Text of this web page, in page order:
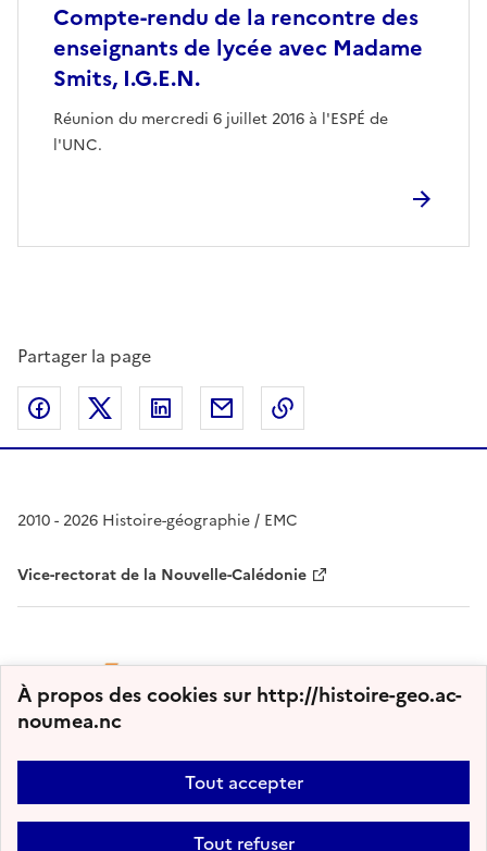
À propos des cookies sur http://histoire-geo.ac-
noumea.nc
Tout accepter
Tout refuser
Compte-rendu de la rencontre des
enseignants de lycée avec Madame
Smits, I.G.E.N.
Réunion du mercredi 6 juillet 2016 à l'ESPÉ de
l'UNC.
Partager la page
Partager sur Facebook
Partager sur Twitter
Partager sur LinkedIn
Partager par email
2010 - 2026 Histoire-géographie / EMC
Vice-rectorat de la Nouvelle-Calédonie
Plan du site Nous contacter
Accessibilité : partiellement conforme